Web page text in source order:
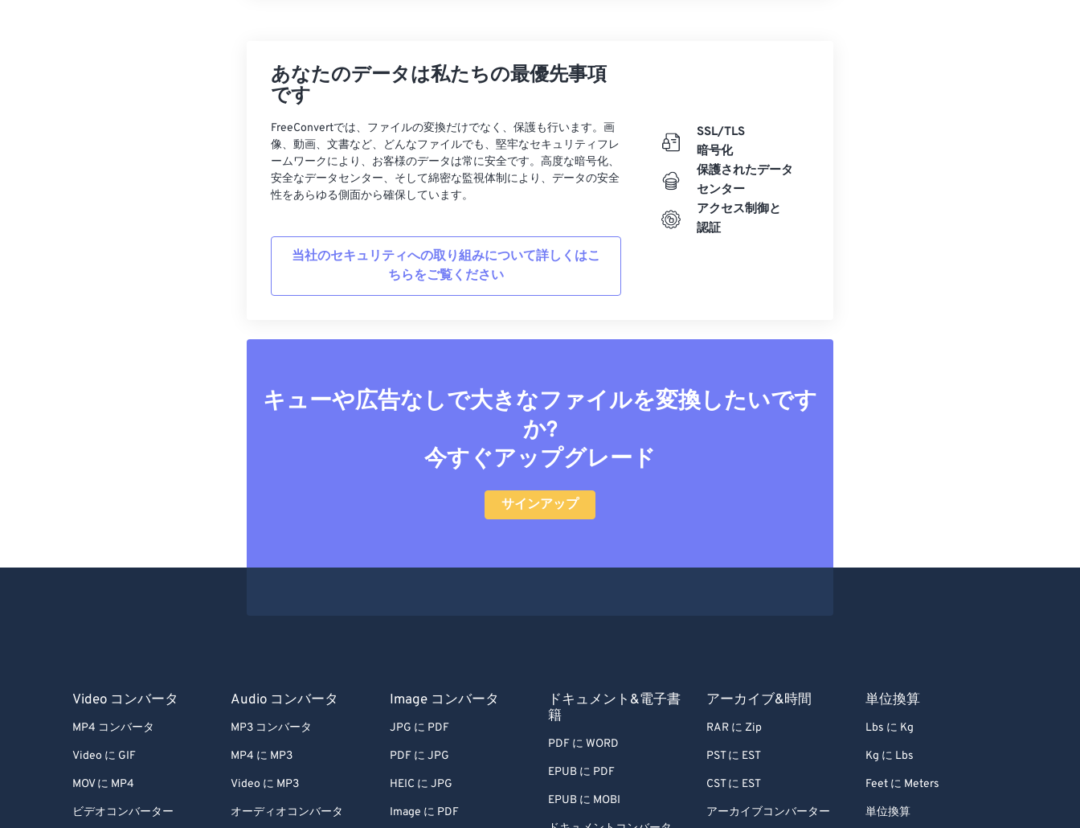
あなたのデータは私たちの最優先事項
です
FreeConvertでは、ファイルの変換だけでなく、保護も行います。画
像、動画、文書など、どんなファイルでも、堅牢なセキュリティフレ
ームワークにより、お客様のデータは常に安全です。高度な暗号化、
安全なデータセンター、そして綿密な監視体制により、データの安全
性をあらゆる側面から確保しています。
当社のセキュリティへの取り組みについて詳しくはこ
ちらをご覧ください
SSL/TLS
暗号化
保護されたデータ
センター
アクセス制御と
認証
キューや広告なしで大きなファイルを変換したいです
か?
今すぐアップグレード
サインアップ
Video コンバータ
MP4 コンバータ
Video に GIF
MOV に MP4
ビデオコンバーター
Audio コンバータ
MP3 コンバータ
MP4 に MP3
Video に MP3
オーディオコンバータ
Image コンバータ
JPG に PDF
PDF に JPG
HEIC に JPG
Image に PDF
ドキュメント&電子書
籍
PDF に WORD
EPUB に PDF
EPUB に MOBI
アーカイブ&時間
RAR に Zip
PST に EST
CST に EST
アーカイブコンバーター
単位換算
Lbs に Kg
Kg に Lbs
Feet に Meters
単位換算